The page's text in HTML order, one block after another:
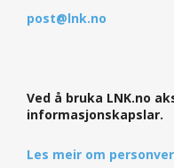
post@lnk.no
Ved å bruka LNK.no
informasjonskapslar.
Les meir om